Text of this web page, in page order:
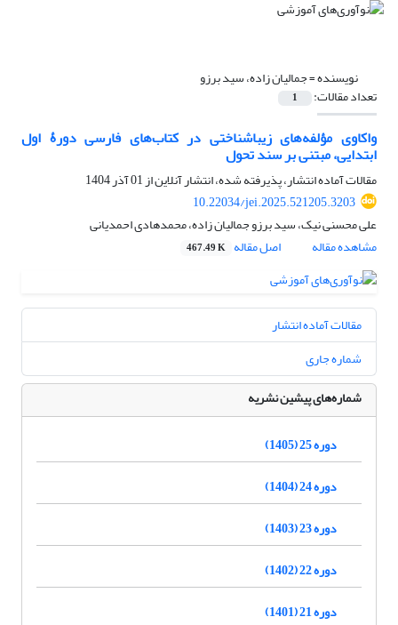
نویسنده =جمالیان زاده، سید برزو
تعداد مقالات: 1
واکاوی مؤلفه‌های زیباشناختی در کتاب‌های فارسی دورۀ اول
ابتدایی، مبتنی بر سند تحول
مقالات آماده انتشار، پذیرفته شده، انتشار آنلاین از01 آذر 1404
10.22034/jei.2025.521205.3203
علی محسنی نیک، سید برزو جمالیان زاده، محمدهادی احمدیانی
مشاهده مقاله
اصل مقاله 467.49 K
مقالات آماده انتشار
شماره جاری
شماره‌های پیشین نشریه
دوره 25 (1405)
دوره 24 (1404)
دوره 23 (1403)
دوره 22 (1402)
دوره 21 (1401)